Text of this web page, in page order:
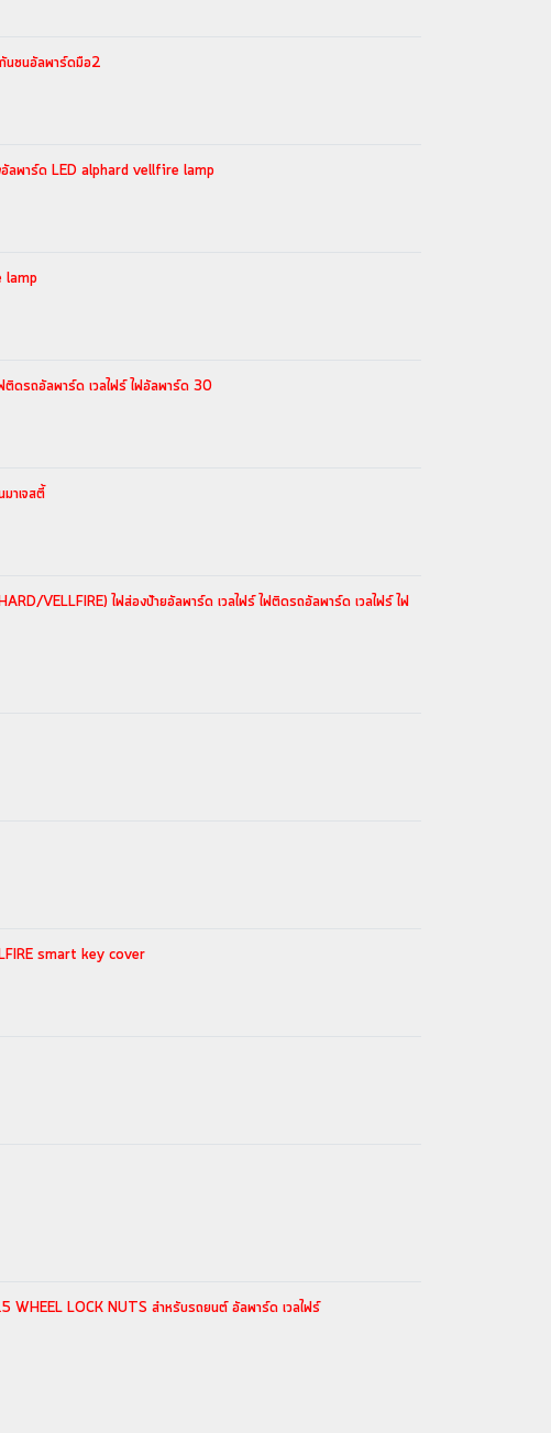
นชนอัลพาร์ดมือ2
อัลพาร์ด LED alphard vellfire lamp
lamp
ติดรถอัลพาร์ด เวลไฟร์ ไฟอัลพาร์ด 30
าเจสตี้
VELLFIRE) ไฟส่องป้ายอัลพาร์ด เวลไฟร์ ไฟติดรถอัลพาร์ด เวลไฟร์ ไฟ
smart key cover
LOCK NUTS สำหรับรถยนต์ อัลพาร์ด เวลไฟร์